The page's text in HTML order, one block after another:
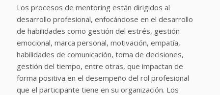
Los procesos de mentoring están dirigidos al
desarrollo profesional, enfocándose en el desarrollo
de habilidades como gestión del estrés, gestión
emocional, marca personal, motivación, empatía,
habilidades de comunicación, toma de decisiones,
gestión del tiempo, entre otras, que impactan de
forma positiva en el desempeño del rol profesional
que el participante tiene en su organización. Los